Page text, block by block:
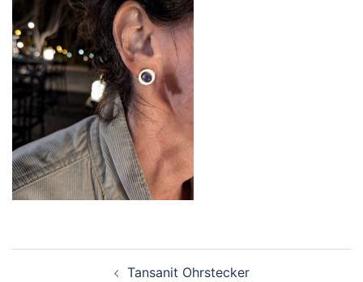
Tansanit Ohrstecker